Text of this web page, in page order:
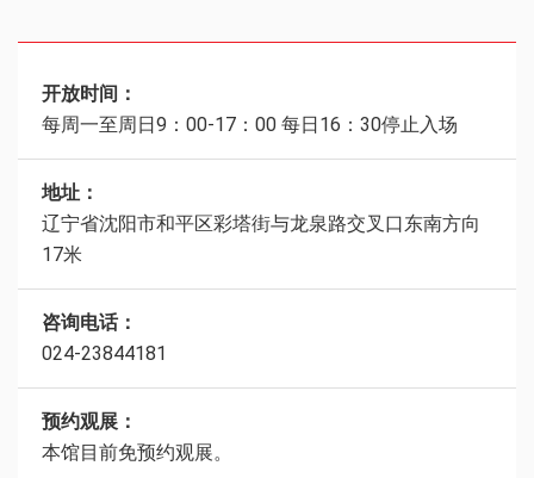
开放时间：
每周一至周日9：00-17：00 每日16：30停止入场
地址：
辽宁省沈阳市和平区彩塔街与龙泉路交叉口东南方向
17米
咨询电话：
024-23844181
预约观展：
本馆目前免预约观展。